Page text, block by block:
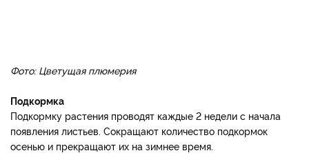
Фото: Цветущая плюмерия
Подкормка
Подкормку растения проводят каждые 2 недели с начала
появления листьев. Сокращают количество подкормок
осенью и прекращают их на зимнее время.